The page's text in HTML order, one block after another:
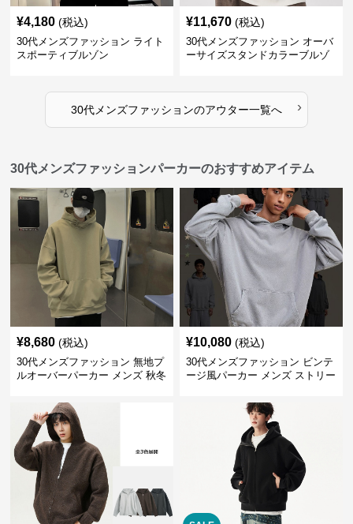
¥4,180 (税込)
30代メンズファッション ライト
スポーティブルゾン
¥11,670 (税込)
30代メンズファッション オーバ
ーサイズスタンドカラーブルゾ
30代メンズファッションのアウター一覧へ ›
30代メンズファッションパーカーのおすすめアイテム
¥8,680 (税込)
30代メンズファッション 無地プ
ルオーバーパーカー メンズ 秋冬
¥10,080 (税込)
30代メンズファッション ビンテ
ージ風パーカー メンズ ストリー